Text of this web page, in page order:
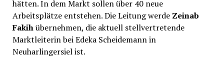
hätten. In dem Markt sollen über 40 neue
Arbeitsplätze entstehen. Die Leitung werde Zeinab
Fakihübernehmen, die aktuell stellvertretende
Marktleiterin bei Edeka Scheidemann in
Neuharlingersiel ist.